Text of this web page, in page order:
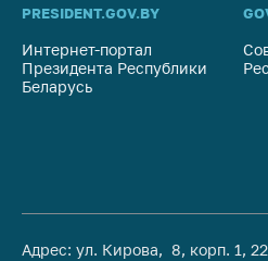
PRESIDENT.GOV.BY
Интернет-портал
Президента Республики
Беларусь
Адрес: ул. Кирова, 8, корп. 1,